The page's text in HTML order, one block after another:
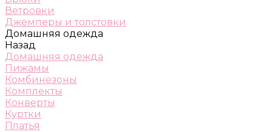
Ветровки
Джемперы и толстовки
Домашняя одежда
Назад
Домашняя одежда
Пижамы
Комбинезоны
Комплекты
Конверты
Куртки
Платья